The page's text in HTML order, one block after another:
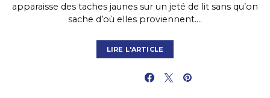
apparaisse des taches jaunes sur un jeté de lit sans qu’on
sache d’où elles proviennent.…
LIRE L'ARTICLE